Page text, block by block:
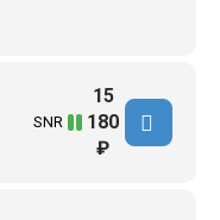
SNR
15
180
₽